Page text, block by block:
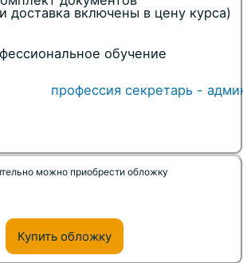
доставка включены в цену курса)
можно приобрести обложку
Купить обложку